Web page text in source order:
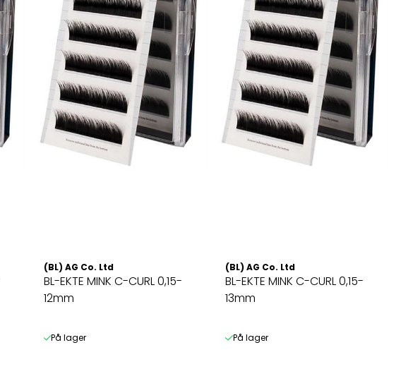
(BL) AG Co. Ltd
BL-EKTE MINK C-CURL 0,15-
12mm
På lager
(BL) AG Co. Ltd
BL-EKTE MINK C-CURL 0,15-
13mm
På lager